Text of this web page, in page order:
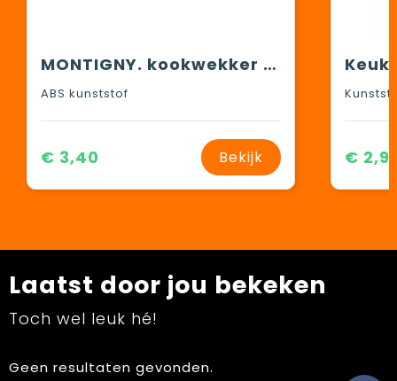
MONTIGNY. kookwekker van ABS
ABS kunststof
€ 3,40 Bekijk €
Laatst door jou bekeken
Toch wel leuk hé!
Geen resultaten gevonden.